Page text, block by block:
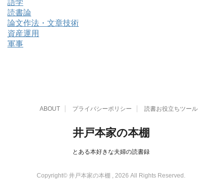
語学
読書論
論文作法・文章技術
資産運用
軍事
ABOUT プライバシーポリシー 読書お役立ちツール
井戸本家の本棚
とある本好きな夫婦の読書録
Copyright© 井戸本家の本棚 , 2026 All Rights Reserved.